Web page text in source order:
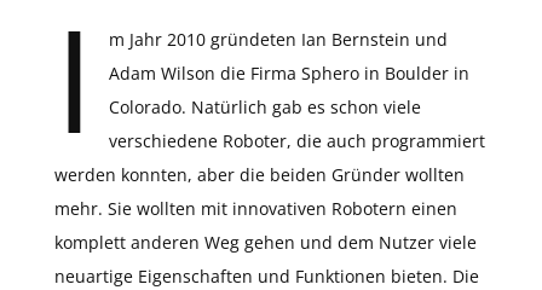
I
m Jahr 2010 gründeten Ian Bernstein und
Adam Wilson die Firma Sphero in Boulder in
Colorado. Natürlich gab es schon viele
verschiedene Roboter, die auch programmiert
werden konnten, aber die beiden Gründer wollten
mehr. Sie wollten mit innovativen Robotern einen
komplett anderen Weg gehen und dem Nutzer viele
neuartige Eigenschaften und Funktionen bieten. Die